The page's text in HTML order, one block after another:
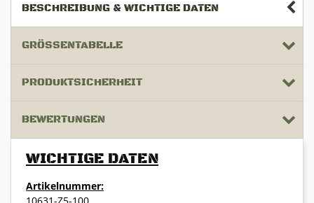
BESCHREIBUNG & WICHTIGE DATEN
GRÖSSENTABELLE
PRODUKTSICHERHEIT
BEWERTUNGEN
WICHTIGE DATEN
Artikelnummer: